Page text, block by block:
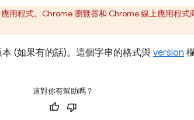
用程式。Chrome 瀏覽器和 Chrome 線上應用程式
(如果有的話)。這個字串的格式與 version
這對你有幫助嗎？